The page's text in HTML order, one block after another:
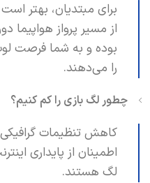
برای مبتدیان، بهتر
از مسیر پرواز هواپیما
بوده و به شما فرصت
را می‌دهند.
چطور لگ بازی را کم کنیم؟
کاهش تنظیمات
اطمینان از پایداری
لگ هستند.